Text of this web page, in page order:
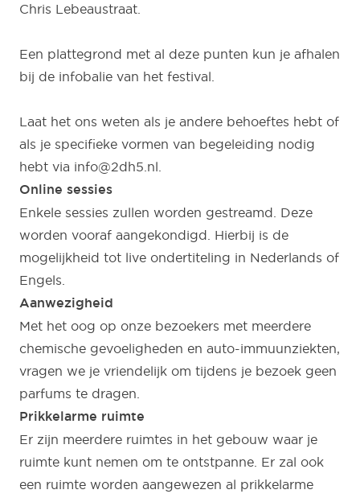
Chris Lebeaustraat.
Een plattegrond met al deze punten kun je afhalen
bij de infobalie van het festival.
Laat het ons weten als je andere behoeftes hebt of
als je specifieke vormen van begeleiding nodig
hebt via info@2dh5.nl.
Online sessies
Enkele sessies zullen worden gestreamd. Deze
worden vooraf aangekondigd. Hierbij is de
mogelijkheid tot live ondertiteling in Nederlands of
Engels.
Aanwezigheid
Met het oog op onze bezoekers met meerdere
chemische gevoeligheden en auto-immuunziekten,
vragen we je vriendelijk om tijdens je bezoek geen
parfums te dragen.
Prikkelarme ruimte
Er zijn meerdere ruimtes in het gebouw waar je
ruimte kunt nemen om te ontstpanne. Er zal ook
een ruimte worden aangewezen al prikkelarme